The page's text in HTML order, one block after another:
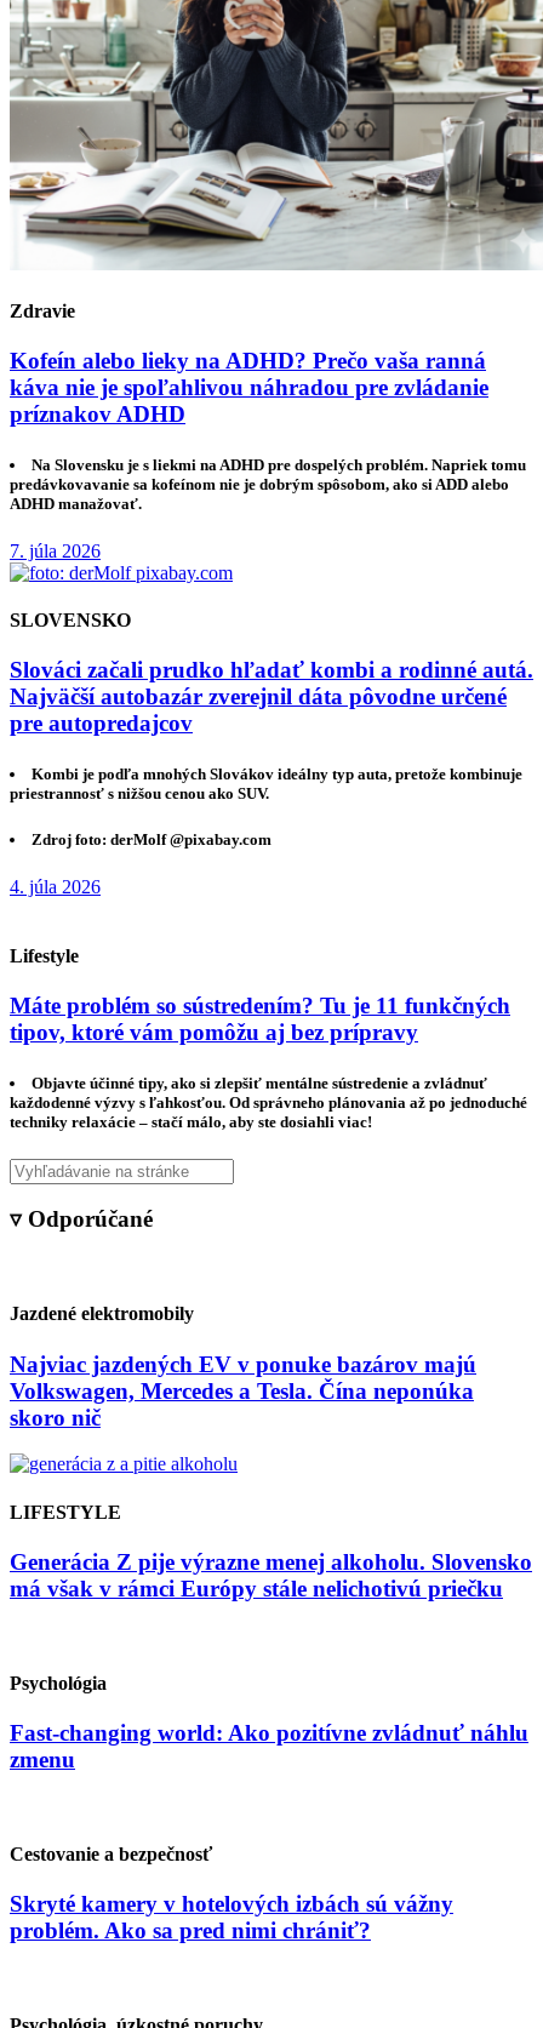
Zdravie
Kofeín alebo lieky na ADHD? Prečo vaša ranná
káva nie je spoľahlivou náhradou pre zvládanie
príznakov ADHD
Na Slovensku je s liekmi na ADHD pre dospelých problém. Napriek tomu
predávkovavanie sa kofeínom nie je dobrým spôsobom, ako si ADD alebo
ADHD manažovať.
7. júla 2026
SLOVENSKO
Slováci začali prudko hľadať kombi a rodinné autá.
Najväčší autobazár zverejnil dáta pôvodne určené
pre autopredajcov
Kombi je podľa mnohých Slovákov ideálny typ auta, pretože kombinuje
priestrannosť s nižšou cenou ako SUV.
Zdroj foto: derMolf @pixabay.com
4. júla 2026
Lifestyle
Máte problém so sústredením? Tu je 11 funkčných
tipov, ktoré vám pomôžu aj bez prípravy
Objavte účinné tipy, ako si zlepšiť mentálne sústredenie a zvládnuť
každodenné výzvy s ľahkosťou. Od správneho plánovania až po jednoduché
techniky relaxácie – stačí málo, aby ste dosiahli viac!
▿ Odporúčané
Jazdené elektromobily
Najviac jazdených EV v ponuke bazárov majú
Volkswagen, Mercedes a Tesla. Čína neponúka
skoro nič
LIFESTYLE
Generácia Z pije výrazne menej alkoholu. Slovensko
má však v rámci Európy stále nelichotivú priečku
Psychológia
Fast-changing world: Ako pozitívne zvládnuť náhlu
zmenu
Cestovanie a bezpečnosť
Skryté kamery v hotelových izbách sú vážny
problém. Ako sa pred nimi chrániť?